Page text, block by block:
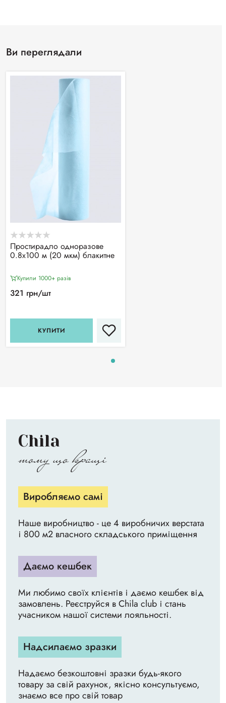
Ви переглядали
Простирадло одноразове
0.8х100 м (20 мкм) блакитне
Купили 1000+ разiв
321 грн/шт
КУПИТИ
Chila
тому що кращі
Виробляємо самі
Наше виробництво - це 4 виробничих верстата
і 800 м2 власного складського приміщення
Даємо кешбек
Ми любимо своїх клієнтів і даємо кешбек від
замовлень. Реєструйся в Chila club і стань
учасником нашої системи лояльності.
Надсилаємо зразки
Надаємо безкоштовні зразки будь-якого
товару за свій рахунок, якісно консультуємо,
знаємо все про свій товар